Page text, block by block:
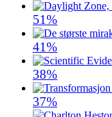
51%
41%
38%
37%